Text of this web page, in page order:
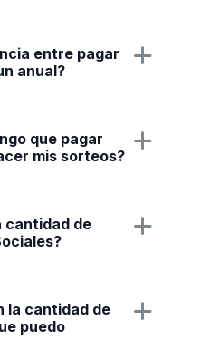
entre pagar
anual?
que pagar
mis sorteos?
cantidad de
la cantidad de
puedo